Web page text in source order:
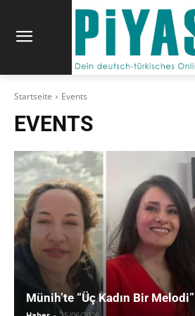
Startseite Events
EVENTS
Münih’te “Üç Kadın Bir